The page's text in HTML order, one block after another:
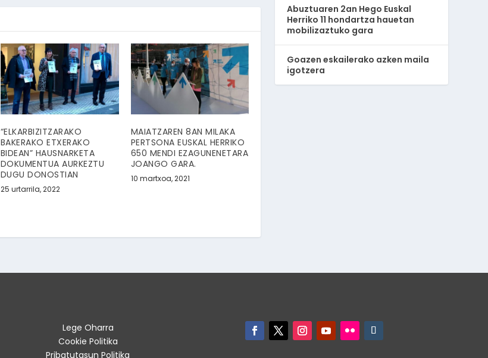
“ELKARBIZITZARAKO
BAKERAKO ETXERAKO
BIDEAN” HAUSNARKETA
DOKUMENTUA AURKEZTU
DUGU DONOSTIAN
25 urtarrila, 2022
MAIATZAREN 8AN MILAKA
PERTSONA EUSKAL HERRIKO
650 MENDI EZAGUNENETARA
JOANGO GARA.
10 martxoa, 2021
Abuztuaren 2an Hego Euskal
Herriko 11 hondartza hauetan
mobilizaztuko gara
Goazen eskailerako azken maila
igotzera
Lege Oharra
Cookie Politika
Pribatutasun Politika